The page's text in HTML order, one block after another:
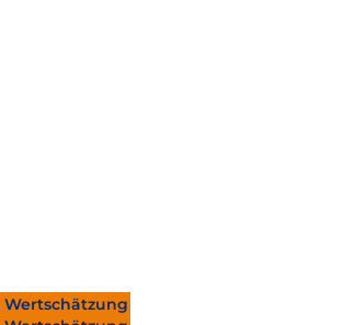
Wertschätzung